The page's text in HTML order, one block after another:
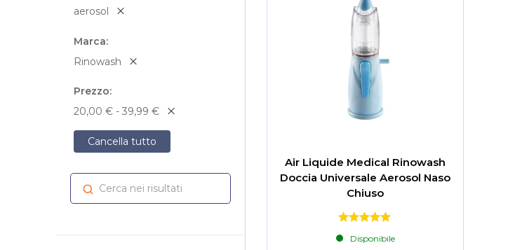
Air Liquide Medical Rinowash
Doccia Universale Aerosol Naso
Chiuso
Disponibile
aerosol
Marca
Rinowash
Prezzo
20,00 € - 39,99 €
Cancella tutto
Cerca nei risultati Cerca